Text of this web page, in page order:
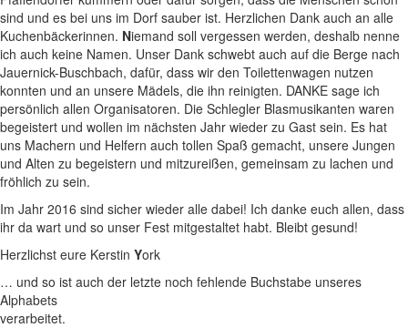
sind und es bei uns im Dorf sauber ist. Herzlichen Dank auch an alle
Kuchenbäckerinnen. Niemand soll vergessen werden, deshalb nenne
ich auch keine Namen. Unser Dank schwebt auch auf die Berge nach
Jauernick-Buschbach, dafür, dass wir den Toilettenwagen nutzen
konnten und an unsere Mädels, die ihn reinigten. DANKE sage ich
persönlich allen Organisatoren. Die Schlegler Blasmusikanten waren
begeistert und wollen im nächsten Jahr wieder zu Gast sein. Es hat
uns Machern und Helfern auch tollen Spaß gemacht, unsere Jungen
und Alten zu begeistern und mitzureißen, gemeinsam zu lachen und
fröhlich zu sein.
Im Jahr 2016 sind sicher wieder alle dabei! Ich danke euch allen, dass
ihr da wart und so unser Fest mitgestaltet habt. Bleibt gesund!
Herzlichst eure Kerstin York
… und so ist auch der letzte noch fehlende Buchstabe unseres
Alphabets
verarbeitet.